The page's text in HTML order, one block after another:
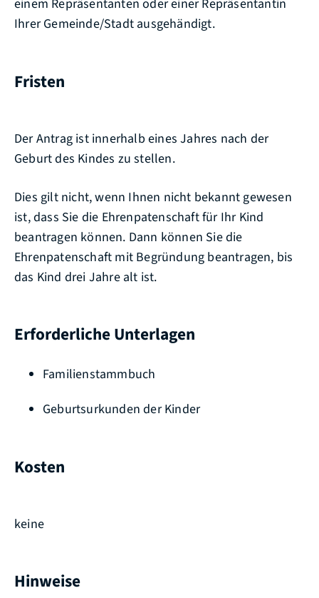
einem Repräsentanten oder einer Repräsentantin
Ihrer Gemeinde/Stadt ausgehändigt.
Fristen
Der Antrag ist innerhalb eines Jahres nach der
Geburt des Kindes zu stellen.
Dies gilt nicht, wenn Ihnen nicht bekannt gewesen
ist, dass Sie die Ehrenpatenschaft für Ihr Kind
beantragen können. Dann können Sie die
Ehrenpatenschaft mit Begründung beantragen, bis
das Kind drei Jahre alt ist.
Erforderliche Unterlagen
Familienstammbuch
Geburtsurkunden der Kinder
Kosten
keine
Hinweise